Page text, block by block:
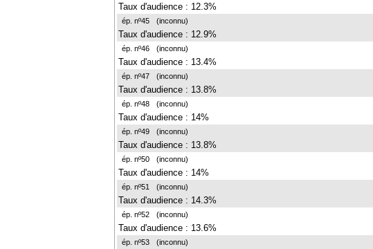
Taux d'audience : 12.3%
ép. nº45 (inconnu)
Taux d'audience : 12.9%
ép. nº46 (inconnu)
Taux d'audience : 13.4%
ép. nº47 (inconnu)
Taux d'audience : 13.8%
ép. nº48 (inconnu)
Taux d'audience : 14%
ép. nº49 (inconnu)
Taux d'audience : 13.8%
ép. nº50 (inconnu)
Taux d'audience : 14%
ép. nº51 (inconnu)
Taux d'audience : 14.3%
ép. nº52 (inconnu)
Taux d'audience : 13.6%
ép. nº53 (inconnu)